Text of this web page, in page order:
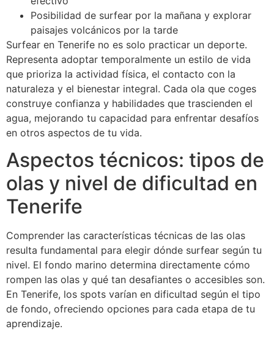
Posibilidad de surfear por la mañana y explorar
paisajes volcánicos por la tarde
Surfear en Tenerife no es solo practicar un deporte.
Representa adoptar temporalmente un estilo de vida
que prioriza la actividad física, el contacto con la
naturaleza y el bienestar integral. Cada ola que coges
construye confianza y habilidades que trascienden el
agua, mejorando tu capacidad para enfrentar desafíos
en otros aspectos de tu vida.
Aspectos técnicos: tipos de
olas y nivel de dificultad en
Tenerife
Comprender las características técnicas de las olas
resulta fundamental para elegir dónde surfear según tu
nivel. El fondo marino determina directamente cómo
rompen las olas y qué tan desafiantes o accesibles son.
En Tenerife, los spots varían en dificultad según el tipo
de fondo, ofreciendo opciones para cada etapa de tu
aprendizaje.